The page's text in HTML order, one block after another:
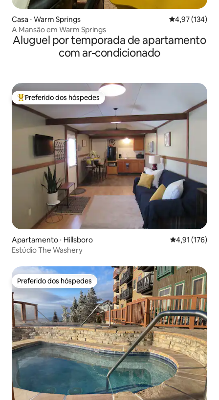
Casa ⋅ Warm Springs 4,97 de uma
4,97 (134)
A Mansão em Warm Springs
Aluguel por temporada de apartamento
com ar-condicionado
Entre os melhores preferidos dos hóspedes
Preferido dos hóspedes
Apartamento ⋅ Hillsboro 4,91 de uma
4,91 (176)
Estúdio The Washery
Preferido dos hóspedes
Preferido dos hóspedes